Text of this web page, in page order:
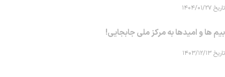
تاریخ ۱۴۰۴/۰۱/۲۷
بیم ها و امیدها به مرکز ملی جابجایی!
تاریخ ۱۴۰۳/۱۲/۱۳